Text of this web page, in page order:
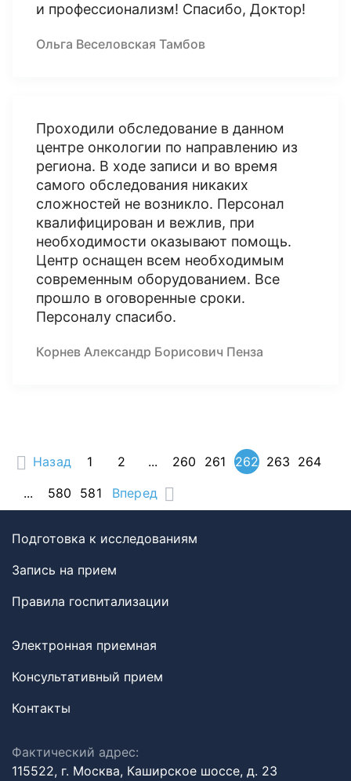
и профессионализм! Спасибо, Доктор!
Ольга Веселовская Тамбов
Проходили обследование в данном
центре онкологии по направлению из
региона. В ходе записи и во время
самого обследования никаких
сложностей не возникло. Персонал
квалифицирован и вежлив, при
необходимости оказывают помощь.
Центр оснащен всем необходимым
современным оборудованием. Все
прошло в оговоренные сроки.
Персоналу спасибо.
Корнев Александр Борисович Пенза
Назад 1 2 ... 260 261 262 263 264
...
580 581 Вперед
Подготовка к исследованиям
Запись на прием
Правила госпитализации
Электронная приемная
Консультативный прием
Контакты
Фактический адрес:
115522, г. Москва, Каширское шоссе, д. 23